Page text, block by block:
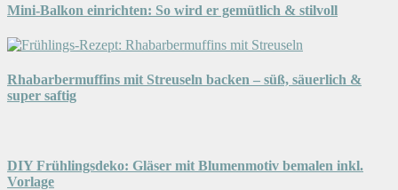
Mini-Balkon einrichten: So wird er gemütlich & stilvoll
Rhabarbermuffins mit Streuseln backen – süß, säuerlich &
super saftig
DIY Frühlingsdeko: Gläser mit Blumenmotiv bemalen inkl.
Vorlage